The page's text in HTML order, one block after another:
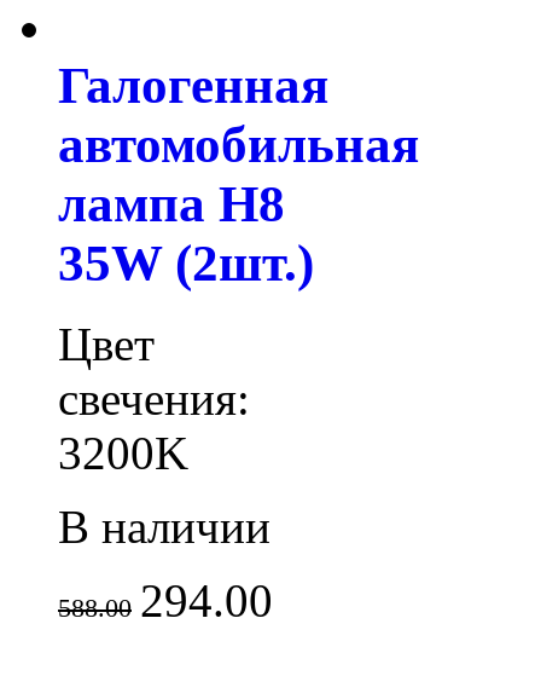
Галогенная
автомобильная
лампа H8
35W (2шт.)
Цвет
свечения:
3200K
В наличии
588.00 294.00